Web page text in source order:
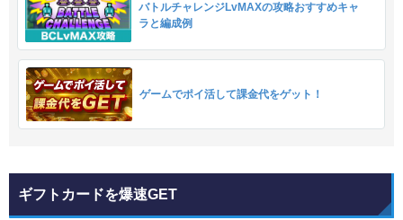
バトルチャレンジLvMAXの攻略おすすめキャ
ラと編成例
ゲームでポイ活して課金代をゲット！
ギフトカードを爆速GET